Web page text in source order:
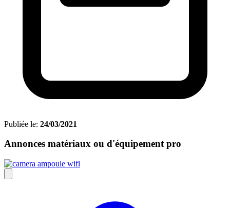
Publiée le: 24/03/2021
Annonces matériaux ou d'équipement pro